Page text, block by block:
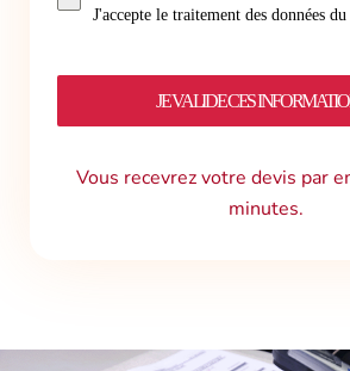
J'accepte le traitement des données
JE VALIDE CES
Vous recevrez votre devis par
minutes.